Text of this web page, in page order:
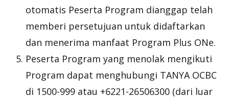
otomatis Peserta Program dianggap telah
memberi persetujuan untuk didaftarkan
dan menerima manfaat Program Plus ONe.
Peserta Program yang menolak mengikuti
Program dapat menghubungi TANYA OCBC
di 1500-999 atau +6221-26506300 (dari luar